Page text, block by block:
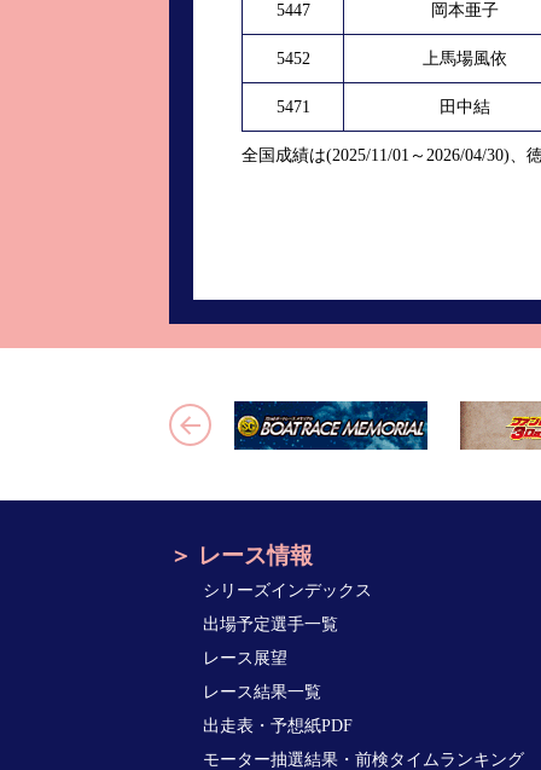
5447 岡本亜子
5452 上馬場風依
5471 田中結
全国成績は(2025/11/01～2026/04/30)、
レース情報
シリーズインデックス
出場予定選手一覧
レース展望
レース結果一覧
出走表・予想紙PDF
モーター抽選結果・前検タイムランキング